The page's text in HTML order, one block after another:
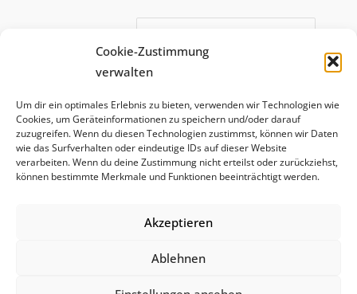
Cookie-Zustimmung
verwalten
Um dir ein optimales Erlebnis zu bieten, verwenden wir Technologien wie
Cookies, um Geräteinformationen zu speichern und/oder darauf
zuzugreifen. Wenn du diesen Technologien zustimmst, können wir Daten
wie das Surfverhalten oder eindeutige IDs auf dieser Website
verarbeiten. Wenn du deine Zustimmung nicht erteilst oder zurückziehst,
können bestimmte Merkmale und Funktionen beeinträchtigt werden.
Akzeptieren
Ablehnen
Adresse für die Zusendung des abonnierten E-Mail-
Newsletter verwendet wird. Die Anmeldung ist freiwillig
und kann jederzeit widerrufen werden.